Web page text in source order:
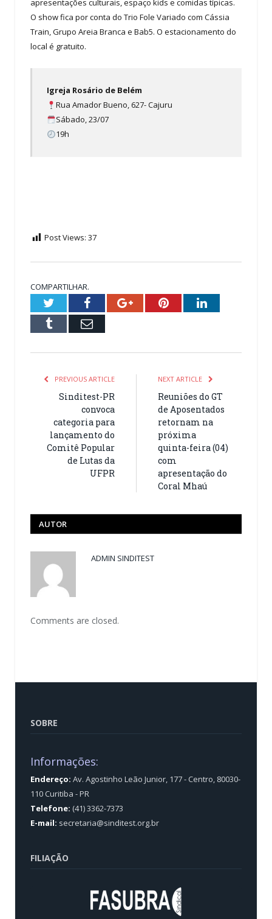
apresentações culturais, espaço kids e comidas típicas.
O show fica por conta do Trio Fole Variado com Cássia
Train, Grupo Areia Branca e Bab5. O estacionamento do
local é gratuito.
Igreja Rosário de Belém
Rua Amador Bueno, 627- Cajuru
Sábado, 23/07
19h
Post Views: 37
COMPARTILHAR.
TwitterFacebookGoogle+PinterestLinkedIn
Tumblr Email
PREVIOUS ARTICLE
Sinditest-PR
convoca
categoria para
lançamento do
Comitê Popular
de Lutas da
UFPR
NEXT ARTICLE
Reuniões do GT
de Aposentados
retornam na
próxima
quinta-feira (04)
com
apresentação do
Coral Mhaú
AUTOR
ADMIN SINDITEST
Comments are closed.
SOBRE
Informações:
Endereço: Av. Agostinho Leão Junior, 177 - Centro, 80030-
110 Curitiba - PR
Telefone: (41) 3362-7373
E-mail: secretaria@sinditest.org.br
FILIAÇÃO